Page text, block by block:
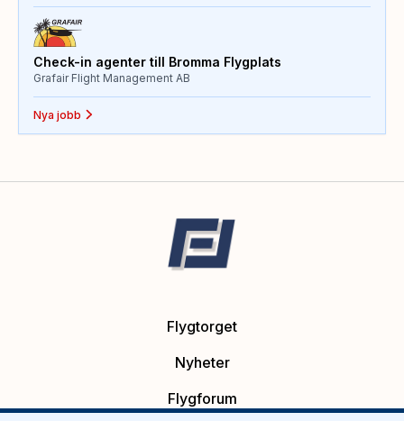
Check-in agenter till Bromma Flygplats
Grafair Flight Management AB
Nya jobb
Flygtorget
Nyheter
Flygforum